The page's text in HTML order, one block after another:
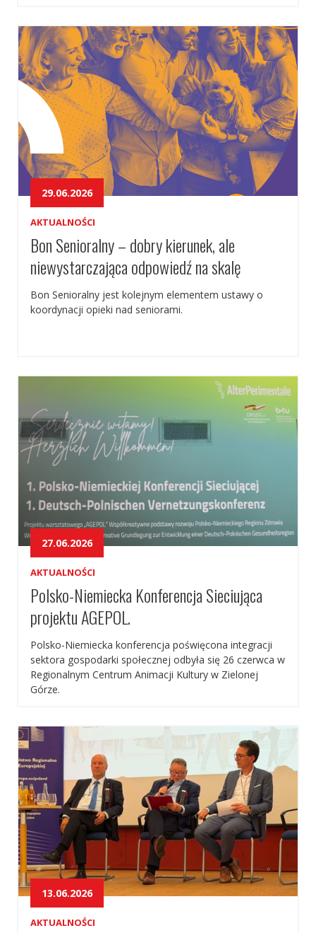
29.06.2026
AKTUALNOŚCI
Bon Senioralny – dobry kierunek, ale
niewystarczająca odpowiedź na skalę
wyzwań.
Bon Senioralny jest kolejnym elementem ustawy o
koordynacji opieki nad seniorami.
27.06.2026
AKTUALNOŚCI
Polsko-Niemiecka Konferencja Sieciująca
projektu AGEPOL.
Polsko-Niemiecka konferencja poświęcona integracji
sektora gospodarki społecznej odbyła się 26 czerwca w
Regionalnym Centrum Animacji Kultury w Zielonej
Górze.
13.06.2026
AKTUALNOŚCI